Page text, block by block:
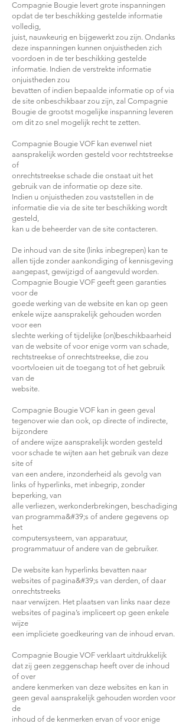
Compagnie Bougie levert grote inspanningen
opdat de ter beschikking gestelde informatie
volledig,
juist, nauwkeurig en bijgewerkt zou zijn. Ondanks
deze inspanningen kunnen onjuistheden zich
voordoen in de ter beschikking gestelde
informatie. Indien de verstrekte informatie
onjuistheden zou
bevatten of indien bepaalde informatie op of via
de site onbeschikbaar zou zijn, zal Compagnie
Bougie de grootst mogelijke inspanning leveren
om dit zo snel mogelijk recht te zetten.
Compagnie Bougie VOF kan evenwel niet
aansprakelijk worden gesteld voor rechtstreekse
of
onrechtstreekse schade die onstaat uit het
gebruik van de informatie op deze site.
Indien u onjuistheden zou vaststellen in de
informatie die via de site ter beschikking wordt
gesteld,
kan u de beheerder van de site contacteren.
De inhoud van de site (links inbegrepen) kan te
allen tijde zonder aankondiging of kennisgeving
aangepast, gewijzigd of aangevuld worden.
Compagnie Bougie VOF geeft geen garanties
voor de
goede werking van de website en kan op geen
enkele wijze aansprakelijk gehouden worden
voor een
slechte werking of tijdelijke (on)beschikbaarheid
van de website of voor enige vorm van schade,
rechtstreekse of onrechtstreekse, die zou
voortvloeien uit de toegang tot of het gebruik
van de
website.
Compagnie Bougie VOF kan in geen geval
tegenover wie dan ook, op directe of indirecte,
bijzondere
of andere wijze aansprakelijk worden gesteld
voor schade te wijten aan het gebruik van deze
site of
van een andere, inzonderheid als gevolg van
links of hyperlinks, met inbegrip, zonder
beperking, van
alle verliezen, werkonderbrekingen, beschadiging
van programma&#39;s of andere gegevens op
het
computersysteem, van apparatuur,
programmatuur of andere van de gebruiker.
De website kan hyperlinks bevatten naar
websites of pagina&#39;s van derden, of daar
onrechtstreeks
naar verwijzen. Het plaatsen van links naar deze
websites of pagina’s impliceert op geen enkele
wijze
een impliciete goedkeuring van de inhoud ervan.
Compagnie Bougie VOF verklaart uitdrukkelijk
dat zij geen zeggenschap heeft over de inhoud
of over
andere kenmerken van deze websites en kan in
geen geval aansprakelijk gehouden worden voor
de
inhoud of de kenmerken ervan of voor enige